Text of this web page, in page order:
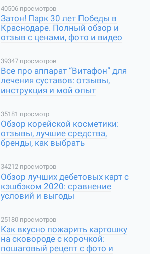
40506 просмотров
Затон! Парк 30 лет Победы в
Краснодаре. Полный обзор и
отзыв с ценами, фото и видео
39347 просмотров
Все про аппарат “Витафон” для
лечения суставов: отзывы,
инструкция и мой опыт
35181 просмотр
Обзор корейской косметики:
отзывы, лучшие средства,
бренды, как выбрать
34212 просмотров
Обзор лучших дебетовых карт с
кэшбэком 2020: сравнение
условий и выгоды
25180 просмотров
Как вкусно пожарить картошку
на сковороде с корочкой:
пошаговый рецепт с фото и